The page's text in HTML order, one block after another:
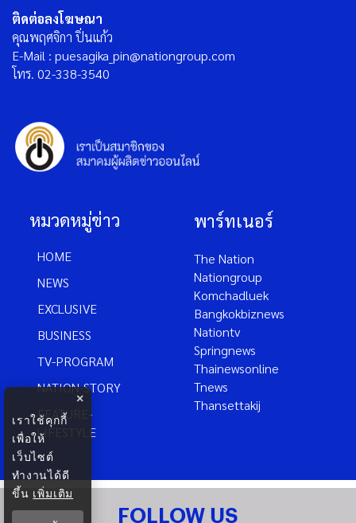
ติดต่อลงโฆษณา
คุณพฤศจิกา ปิ่นแก้ว
E-Mail : puesagika_pin@nationgroup.com
โทร. 02-338-3540
หมวดหมู่ข่าว
HOME
NEWS
EXCLUSIVE
BUSINESS
TV-PROGRAM
NATION-STORY
FEATURE-
LIFESTYLE
พาร์ทเนอร์
The Nation
Nationgroup
Komchadluek
Bangkokbiznews
Nationtv
Springnews
Thainewsonline
Tnews
Thansettakij
FOLLOW US
×
เราใช้คุกกี้
เพื่อให้
เว็บไซต์
ทำงานได้ดี
ขึ้น เพิ่มเติม